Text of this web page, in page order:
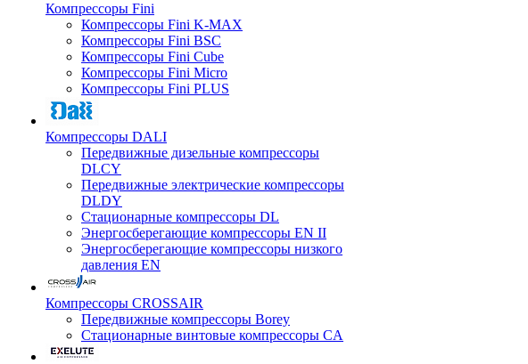
Компрессоры Fini
Компрессоры Fini K-MAX
Компрессоры Fini BSC
Компрессоры Fini Cube
Компрессоры Fini Micro
Компрессоры Fini PLUS
Компрессоры DALI
Передвижные дизельные компрессоры
DLCY
Передвижные электрические компрессоры
DLDY
Стационарные компрессоры DL
Энергосберегающие компрессоры EN II
Энергосберегающие компрессоры низкого
давления EN
Компрессоры CROSSAIR
Передвижные компрессоры Borey
Стационарные винтовые компрессоры CA